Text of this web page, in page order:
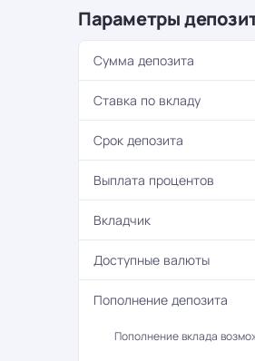
Параметры
Сумма депозита
Ставка по вкладу
Срок депозита
Выплата процентов
Вкладчик
Доступные валюты
Пополнение депозита
Пополнение вклада